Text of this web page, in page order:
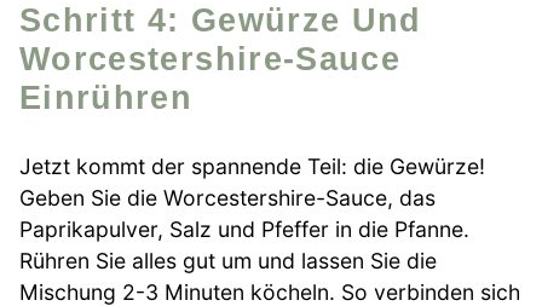
Schritt 4: Gewürze Und
Worcestershire-Sauce
Einrühren
Jetzt kommt der spannende Teil: die Gewürze!
Geben Sie die Worcestershire-Sauce, das
Paprikapulver, Salz und Pfeffer in die Pfanne.
Rühren Sie alles gut um und lassen Sie die
Mischung 2-3 Minuten köcheln. So verbinden sich